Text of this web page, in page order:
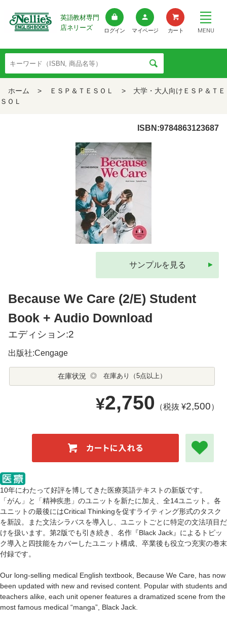
英語教材専門
店ネリーズ
ログイン マイページ カート MENU
ホーム > ＥＳＰ＆ＴＥＳＯＬ >
大学・大人向けＥＳＰ＆ＴＥ
ＳＯＬ
ISBN:9784863123687
サンプルを見る
Because We Care (2/E) Student
Book + Audio Download
エディション:2
出版社:Cengage
在庫状況 ◎ 在庫あり（5点以上）
¥2,750 （税抜 ¥2,500）
10年にわたって好評を博してきた医療英語テキストの新版です。
「がん」と「精神疾患」のユニットを新たに加え、全14ユニット。各
ユニットの最後にはCritical Thinkingを促すライティング形式のタスク
を新設。また文法シラバスを導入し、ユニットごとに特定の文法項目だ
けを扱います。第2版でも引き続き、名作『Black Jack』によるトピッ
ク導入と四技能をカバーしたユニット構成、卒業後も役立つ充実の巻末
付録です。
Our long-selling medical English textbook, Because We Care, has now
been updated with new and revised content. Popular with students and
teachers alike, each unit opener features a dramatized scene from the
most famous medical “manga”, Black Jack.